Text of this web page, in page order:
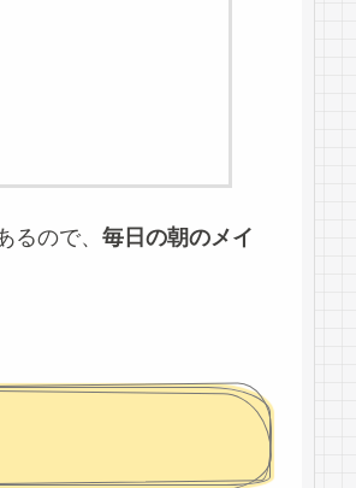
ので、 毎日の朝のメイ